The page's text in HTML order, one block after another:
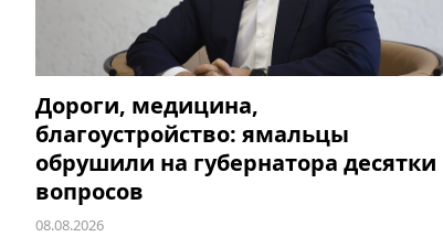
Дороги, медицина,
благоустройство: ямальцы
обрушили на губернатора десятки
вопросов
08.08.2026